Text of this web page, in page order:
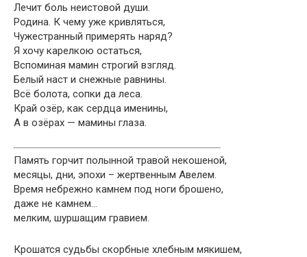
Лечит боль неистовой души.
Родина. К чему уже кривляться,
Чужестранный примерять наряд?
Я хочу карелкою остаться,
Вспоминая мамин строгий взгляд.
Белый наст и снежные равнины.
Всё болота, сопки да леса.
Край озёр, как сердца именины,
А в озёрах — мамины глаза.
Память горчит полынной травой некошеной,
месяцы, дни, эпохи – жертвенным Авелем.
Время небрежно камнем под ноги брошено,
даже не камнем…
мелким, шуршащим гравием.
Крошатся судьбы скорбные хлебным мякишем,